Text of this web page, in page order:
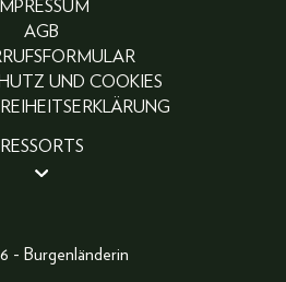
IMPRESSUM
AGB
UND COOKIES
RESSORTS
FASHION
- Burgenländerin